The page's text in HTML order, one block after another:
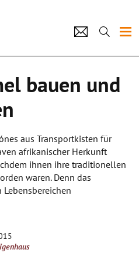
Kontakt
bauen und
aus Transportkisten für
afrikanischer Herkunft
ihnen ihre traditionellen
waren. Denn das
ebenso wie ihr Korpus.
Bauweise von